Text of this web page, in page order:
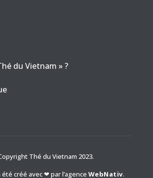
du Vietnam » ?
Thé du Vietnam 2023.
créé avec ❤ par l’agence WebNativ.